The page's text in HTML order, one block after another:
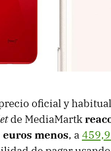
oficial y
de MediaMartk
menos, a